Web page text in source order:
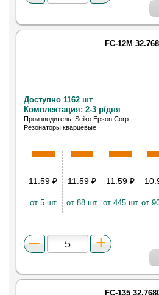
FC-12M
Доступно 1162 шт
Комплектация: 2-3 р/дня
Производитель: Seiko Epson Corp.
Резонаторы кварцевые
11.59₽
от 5 шт
11.59 ₽
от 88 шт
11.59₽
от 445 шт от
FC-135